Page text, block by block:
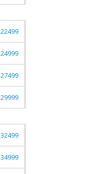
22499
24999
27499
29999
32499
34999